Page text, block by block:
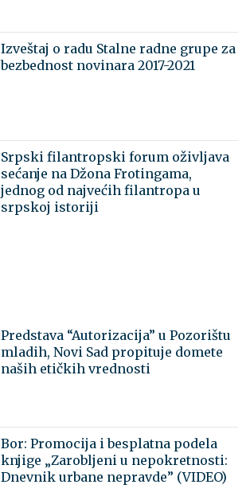
Izveštaj o radu Stalne radne grupe za
bezbednost novinara 2017-2021
Srpski filantropski forum oživljava
sećanje na Džona Frotingama,
jednog od najvećih filantropa u
srpskoj istoriji
Predstava “Autorizacija” u Pozorištu
mladih, Novi Sad propituje domete
naših etičkih vrednosti
Bor: Promocija i besplatna podela
knjige „Zarobljeni u nepokretnosti:
Dnevnik urbane nepravde” (VIDEO)